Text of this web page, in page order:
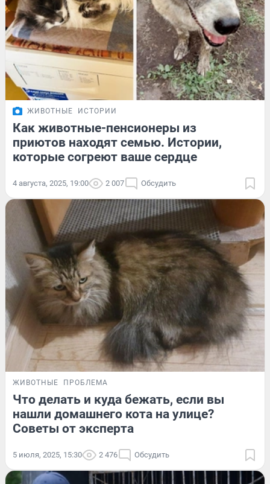
ЖИВОТНЫЕ ИСТОРИИ
Как животные-пенсионеры из
приютов находят семью. Истории,
которые согреют ваше сердце
4 августа, 2025, 19:00 2 007 Обсудить
ЖИВОТНЫЕ ПРОБЛЕМА
Что делать и куда бежать, если вы
нашли домашнего кота на улице?
Советы от эксперта
5 июля, 2025, 15:30 2 476 Обсудить